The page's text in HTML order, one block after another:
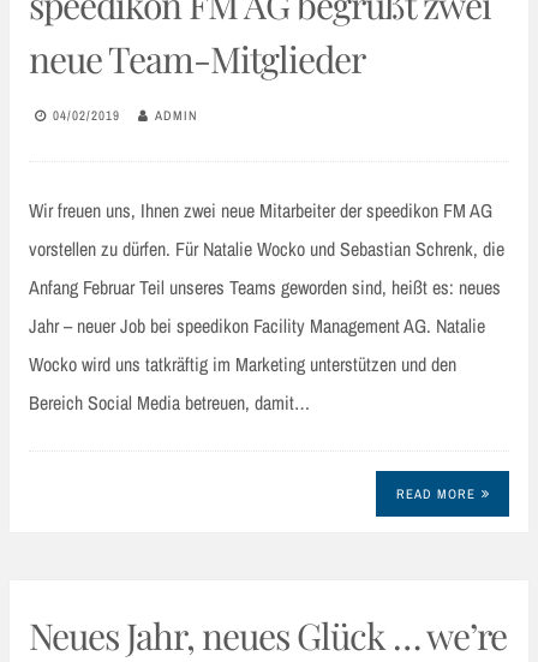
neue Team-Mitglieder
04/02/2019 ADMIN
Wir freuen uns, Ihnen zwei neue Mitarbeiter der speedikon FM AG
vorstellen zu dürfen. Für Natalie Wocko und Sebastian Schrenk, die
Anfang Februar Teil unseres Teams geworden sind, heißt es: neues
Jahr – neuer Job bei speedikon Facility Management AG. Natalie
Wocko wird uns tatkräftig im Marketing unterstützen und den
Bereich Social Media betreuen, damit…
READ MORE
Neues Jahr, neues Glück … we’re